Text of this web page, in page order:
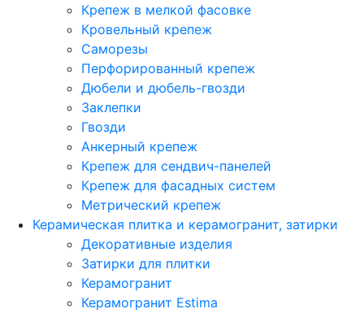
Крепеж в мелкой фасовке
Кровельный крепеж
Саморезы
Перфорированный крепеж
Дюбели и дюбель-гвозди
Заклепки
Гвозди
Анкерный крепеж
Крепеж для сендвич-панелей
Крепеж для фасадных систем
Метрический крепеж
Керамическая плитка и керамогранит, затирки
Декоративные изделия
Затирки для плитки
Керамогранит
Керамогранит Estima